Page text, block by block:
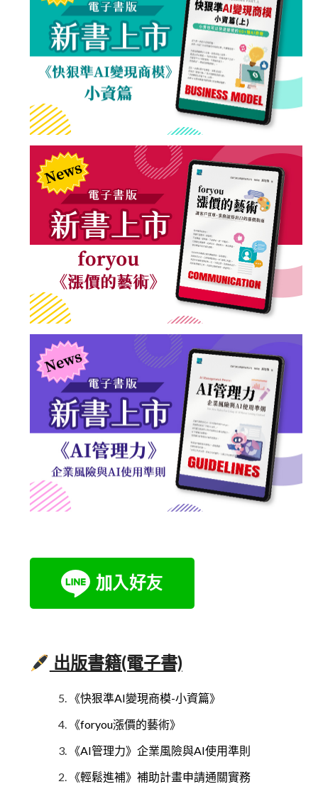
出版書籍(電子書)
《快狠準AI變現商模-小資篇》
《foryou漲價的藝術》
《AI管理力》企業風險與AI使用準則
《輕鬆進補》補助計畫申請通關實務